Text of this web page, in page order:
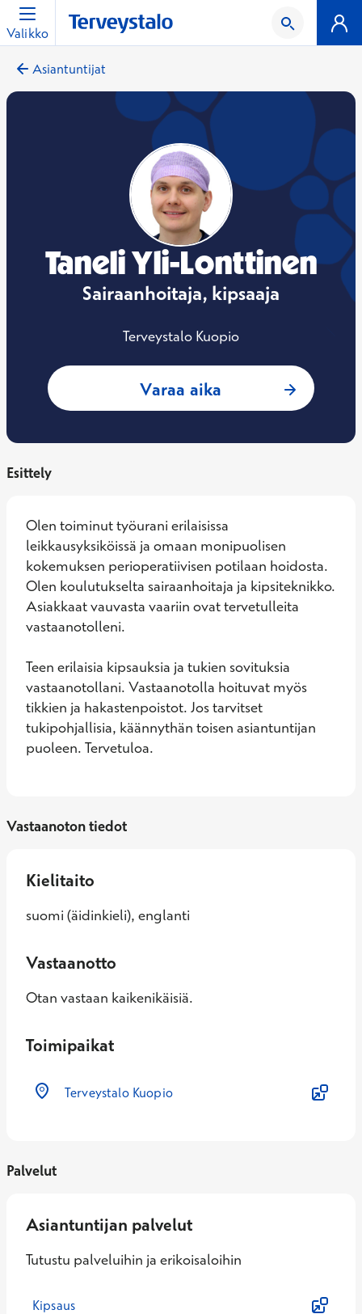
Valikko
Asiantuntijat
Taneli Yli-Lonttinen
Sairaanhoitaja, kipsaaja
Terveystalo Kuopio
Varaa aika : Taneli Yli-
Esittely
Olen toiminut työurani erilaisissa
leikkausyksiköissä ja omaan monipuolisen
kokemuksen perioperatiivisen potilaan hoidosta.
Olen koulutukselta sairaanhoitaja ja kipsiteknikko.
Asiakkaat vauvasta vaariin ovat tervetulleita
vastaanotolleni.
Teen erilaisia kipsauksia ja tukien sovituksia
vastaanotollani. Vastaanotolla hoituvat myös
tikkien ja hakastenpoistot. Jos tarvitset
tukipohjallisia, käännythän toisen asiantuntijan
puoleen. Tervetuloa.
Vastaanoton tiedot
Kielitaito
suomi (äidinkieli), englanti
Vastaanotto
Otan vastaan kaikenikäisiä.
Toimipaikat
Terveystalo Kuopio
Palvelut
Asiantuntijan palvelut
Tutustu palveluihin ja erikoisaloihin
Kipsaus